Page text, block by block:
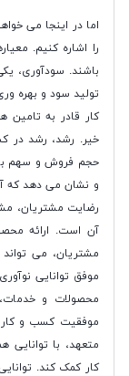
اما در اینجا می
را اشاره کنیم.
باشند. سودآوری،
تولید سود و بهره
کار قادر به تامین
خیر. رشد، رشد در
حجم فروش و سهم
و نشان می دهد که
رضایت مشتریان،
آن است. ارائه
مشتریان، می
موفق توانایی
محصولات و
موفقیت کسب و کار
متعهد، با
کار کمک کند.